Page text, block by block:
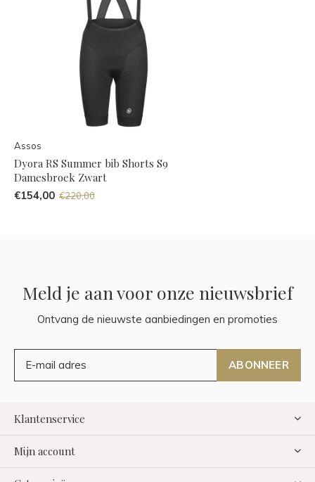
Assos
Dyora RS Summer bib Shorts S9
Damesbroek Zwart
€154,00 €220,00
Meld je aan voor onze nieuwsbrief
Ontvang de nieuwste aanbiedingen en promoties
ABONNEER
Klantenservice
Mijn account